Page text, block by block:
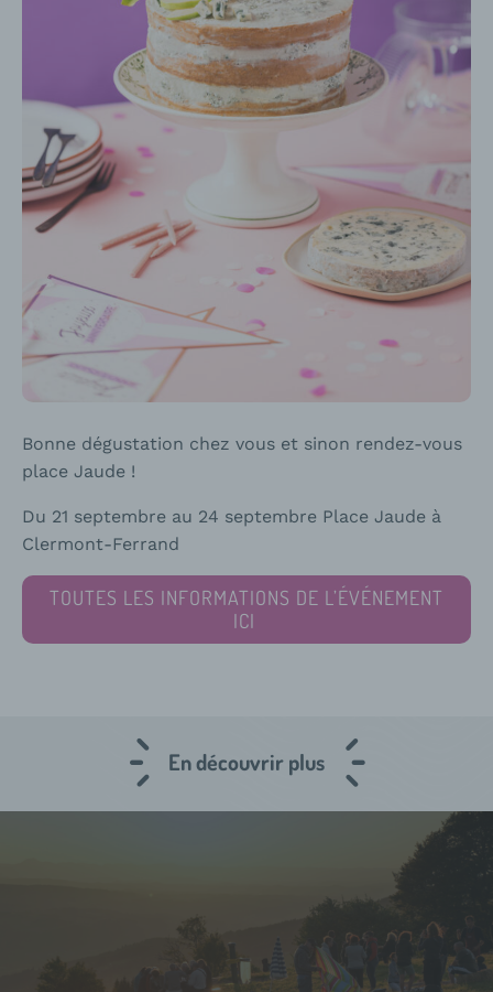
Bonne dégustation chez vous et sinon rendez-vous
place Jaude !
Du 21 septembre au 24 septembre Place Jaude à
Clermont-Ferrand
TOUTES LES INFORMATIONS DE L’ÉVÉNEMENT
ICI
En découvrir plus